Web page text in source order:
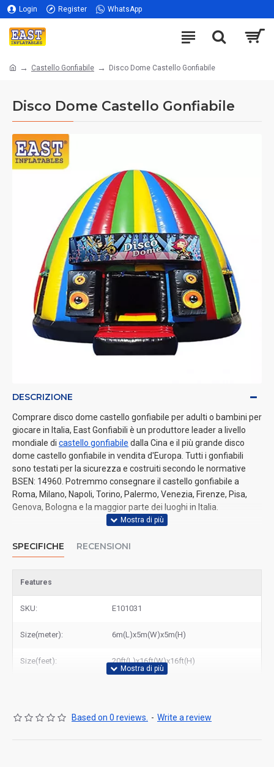
Login Register WhatsApp
Castello Gonfiabile Disco Dome Castello Gonfiabile
Disco Dome Castello Gonfiabile
DESCRIZIONE
Comprare disco dome castello gonfiabile per adulti o bambini per
giocare in Italia, East Gonfiabili è un produttore leader a livello
mondiale di castello gonfiabile dalla Cina e il più grande disco
dome castello gonfiabile in vendita d'Europa. Tutti i gonfiabili
sono testati per la sicurezza e costruiti secondo le normative
BSEN: 14960. Potremmo consegnare il castello gonfiabile a
Roma, Milano, Napoli, Torino, Palermo, Venezia, Firenze, Pisa,
Genova, Bologna e la maggior parte dei luoghi in Italia.
SPECIFICHE RECENSIONI
Features
SKU: E101031
Size(meter): 6m(L)x5m(W)x5m(H)
Size(feet): 20ft(L)x16ft(W)x16ft(H)
Based on 0 reviews. - Write a review